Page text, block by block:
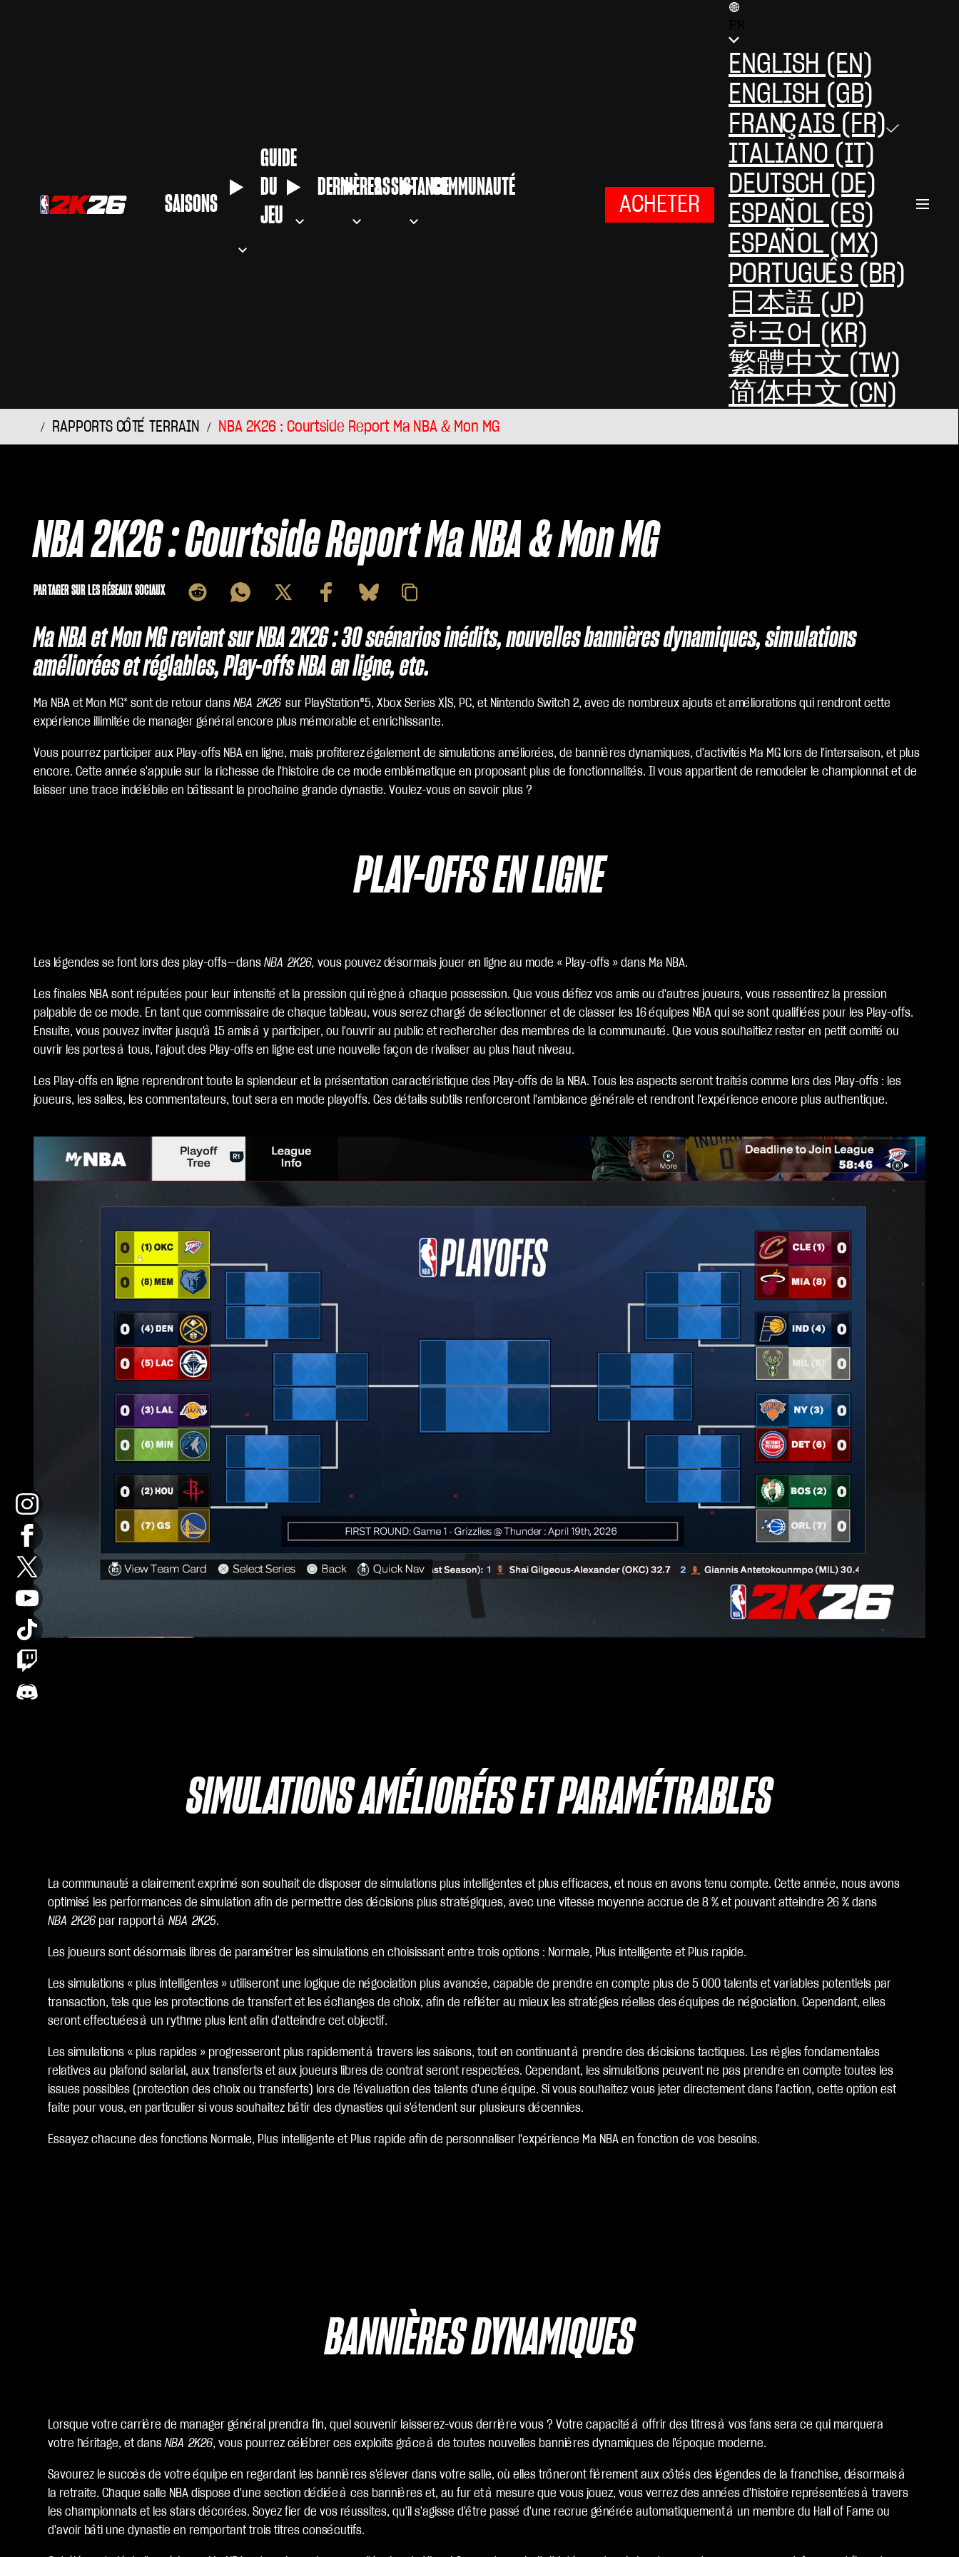
SAISONS
GUIDE
DU
JEU
DERNIÈRESASSISTANCECOMMUNAUTÉ
ACHETER
ENGLISH (EN)
ENGLISH (GB)
FRANÇAIS (FR)
ITALIANO (IT)
DEUTSCH (DE)
ESPAÑOL (ES)
ESPAÑOL (MX)
PORTUGUÊS (BR)
日本語 (JP)
한국어 (KR)
繁體中文 (TW)
简体中文 (CN)
RAPPORTS CÔTÉ TERRAIN NBA 2K26 : Courtside Report Ma NBA & Mon MG
NBA 2K26 : Courtside Report Ma NBA & Mon MG
PARTAGER SUR LES RÉSEAUX SOCIAUX
Ma NBA et Mon MG revient sur NBA 2K26 : 30 scénarios inédits, nouvelles bannières dynamiques, simulations
améliorées et réglables, Play-offs NBA en ligne, etc.
Ma NBA et Mon MG* sont de retour dans NBA 2K26 sur PlayStation®5, Xbox Series X|S, PC, et Nintendo Switch 2, avec de nombreux ajouts et améliorations qui rendront cette
expérience illimitée de manager général encore plus mémorable et enrichissante.
Vous pourrez participer aux Play-offs NBA en ligne, mais profiterez également de simulations améliorées, de bannières dynamiques, d'activités Ma MG lors de l'intersaison, et plus
encore. Cette année s'appuie sur la richesse de l'histoire de ce mode emblématique en proposant plus de fonctionnalités. Il vous appartient de remodeler le championnat et de
laisser une trace indélébile en bâtissant la prochaine grande dynastie. Voulez-vous en savoir plus ?
PLAY-OFFS EN LIGNE
Les légendes se font lors des play-offs—dans NBA 2K26, vous pouvez désormais jouer en ligne au mode « Play-offs » dans Ma NBA.
Les finales NBA sont réputées pour leur intensité et la pression qui règne à chaque possession. Que vous défiez vos amis ou d'autres joueurs, vous ressentirez la pression
palpable de ce mode. En tant que commissaire de chaque tableau, vous serez chargé de sélectionner et de classer les 16 équipes NBA qui se sont qualifiées pour les Play-offs.
Ensuite, vous pouvez inviter jusqu'à 15 amis à y participer, ou l'ouvrir au public et rechercher des membres de la communauté. Que vous souhaitiez rester en petit comité ou
ouvrir les portes à tous, l'ajout des Play-offs en ligne est une nouvelle façon de rivaliser au plus haut niveau.
Les Play-offs en ligne reprendront toute la splendeur et la présentation caractéristique des Play-offs de la NBA. Tous les aspects seront traités comme lors des Play-offs : les
joueurs, les salles, les commentateurs, tout sera en mode playoffs. Ces détails subtils renforceront l'ambiance générale et rendront l'expérience encore plus authentique.
SIMULATIONS AMÉLIORÉES ET PARAMÉTRABLES
La communauté a clairement exprimé son souhait de disposer de simulations plus intelligentes et plus efficaces, et nous en avons tenu compte. Cette année, nous avons
optimisé les performances de simulation afin de permettre des décisions plus stratégiques, avec une vitesse moyenne accrue de 8 % et pouvant atteindre 26 % dans
NBA 2K26 par rapport à NBA 2K25.
Les joueurs sont désormais libres de paramétrer les simulations en choisissant entre trois options : Normale, Plus intelligente et Plus rapide.
Les simulations « plus intelligentes » utiliseront une logique de négociation plus avancée, capable de prendre en compte plus de 5 000 talents et variables potentiels par
transaction, tels que les protections de transfert et les échanges de choix, afin de refléter au mieux les stratégies réelles des équipes de négociation. Cependant, elles
seront effectuées à un rythme plus lent afin d'atteindre cet objectif.
Les simulations « plus rapides » progresseront plus rapidement à travers les saisons, tout en continuant à prendre des décisions tactiques. Les règles fondamentales
relatives au plafond salarial, aux transferts et aux joueurs libres de contrat seront respectées. Cependant, les simulations peuvent ne pas prendre en compte toutes les
issues possibles (protection des choix ou transferts) lors de l'évaluation des talents d'une équipe. Si vous souhaitez vous jeter directement dans l'action, cette option est
faite pour vous, en particulier si vous souhaitez bâtir des dynasties qui s'étendent sur plusieurs décennies.
Essayez chacune des fonctions Normale, Plus intelligente et Plus rapide afin de personnaliser l'expérience Ma NBA en fonction de vos besoins.
BANNIÈRES DYNAMIQUES
Lorsque votre carrière de manager général prendra fin, quel souvenir laisserez-vous derrière vous ? Votre capacité à offrir des titres à vos fans sera ce qui marquera
votre héritage, et dans NBA 2K26, vous pourrez célébrer ces exploits grâce à de toutes nouvelles bannières dynamiques de l'époque moderne.
Savourez le succès de votre équipe en regardant les bannières s'élever dans votre salle, où elles trôneront fièrement aux côtés des légendes de la franchise, désormais à
la retraite. Chaque salle NBA dispose d'une section dédiée à ces bannières et, au fur et à mesure que vous jouez, vous verrez des années d'histoire représentées à travers
les championnats et les stars décorées. Soyez fier de vos réussites, qu'il s'agisse d'être passé d'une recrue générée automatiquement à un membre du Hall of Fame ou
d'avoir bâti une dynastie en remportant trois titres consécutifs.